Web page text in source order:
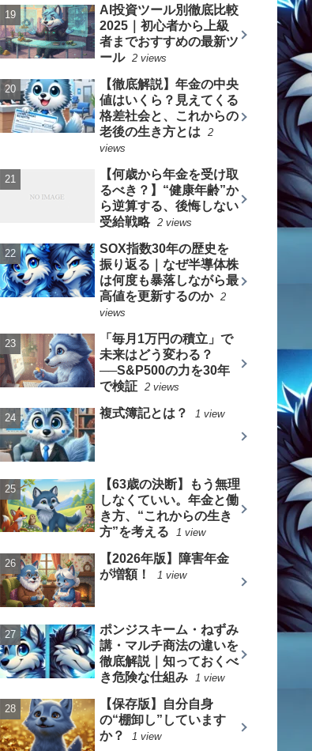
AI投資ツール別徹底比較
2025｜初心者から上級
者までおすすめの最新ツ
ール 2 views
【徹底解説】年金の中央
値はいくら？見えてくる
格差社会と、これからの
老後の生き方とは
2
views
【何歳から年金を受け取
るべき？】“健康年齢”か
ら逆算する、後悔しない
受給戦略 2 views
SOX指数30年の歴史を
振り返る｜なぜ半導体株
は何度も暴落しながら最
高値を更新するのか 2
views
「毎月1万円の積立」で
未来はどう変わる？
──S&P500の力を30年
で検証 2 views
複式簿記とは？ 1 view
【63歳の決断】もう無理
しなくていい。年金と働
き方、“これからの生き
方”を考える
1 view
【2026年版】障害年金
が増額！
1 view
ポンジスキーム・ねずみ
講・マルチ商法の違いを
徹底解説｜知っておくべ
き危険な仕組み
1 view
【保存版】自分自身
の“棚卸し”しています
か？
1 view